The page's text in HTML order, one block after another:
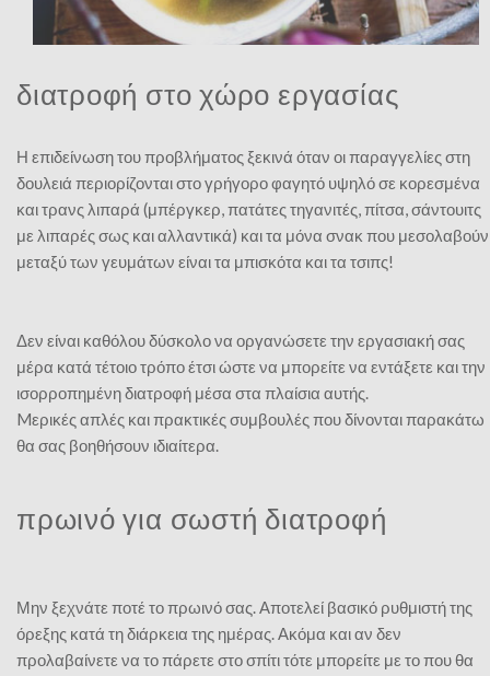
διατροφή στο χώρο εργασίας
Η επιδείνωση του προβλήματος ξεκινά όταν οι παραγγελίες στη
δουλειά περιορίζονται στο γρήγορο φαγητό υψηλό σε κορεσμένα
και τρανς λιπαρά (μπέργκερ, πατάτες τηγανιτές, πίτσα, σάντουιτς
με λιπαρές σως και αλλαντικά) και τα μόνα σνακ που μεσολαβούν
μεταξύ των γευμάτων είναι τα μπισκότα και τα τσιπς!
Δεν είναι καθόλου δύσκολο να οργανώσετε την εργασιακή σας
μέρα κατά τέτοιο τρόπο έτσι ώστε να μπορείτε να εντάξετε και την
ισορροπημένη διατροφή μέσα στα πλαίσια αυτής.
Mερικές απλές και πρακτικές συμβουλές που δίνονται παρακάτω
θα σας βοηθήσουν ιδιαίτερα.
πρωινό για σωστή διατροφή
Μην ξεχνάτε ποτέ το πρωινό σας. Αποτελεί βασικό ρυθμιστή της
όρεξης κατά τη διάρκεια της ημέρας. Ακόμα και αν δεν
προλαβαίνετε να το πάρετε στο σπίτι τότε μπορείτε με το που θα